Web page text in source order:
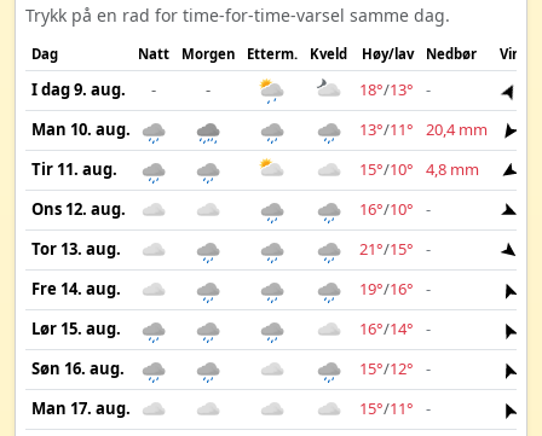
Trykk på en rad for time-for-time-varsel samme dag.
Dag Natt Morgen Etterm. Kveld Høy/lav Nedbør Vind
I dag 9. aug. - - 18°/13° -
Man 10. aug.
13°/11° 20,4 mm
Tir 11. aug.
15°/10° 4,8 mm
Ons 12. aug.
16°/10° -
Tor 13. aug.
21°/15° -
Fre 14. aug.
19°/16° -
Lør 15. aug.
16°/14° -
Søn 16. aug.
15°/12° -
Man 17. aug.
15°/11° -